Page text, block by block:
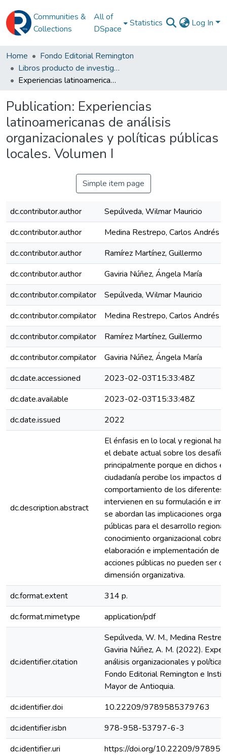
Communities &
Collections
All of
DSpace
Statistics Log In
Home
Fondo Editorial Remington
Libros producto de investigación
Experiencias latinoamericanas de análisis organizacionales y políticas públicas locales. Volumen I
Publication: Experiencias
latinoamericanas de análisis
organizacionales y políticas públicas
locales. Volumen I
Simple item page
dc.contributor.author
Sepúlveda, Wilmar Mauricio
dc.contributor.author
Medina Restrepo, Carlos Andrés
dc.contributor.author
Ramírez Martínez, Guillermo
dc.contributor.author
Gaviria Núñez, Ángela María
dc.contributor.compilator
Sepúlveda, Wilmar Mauricio
dc.contributor.compilator
Medina Restrepo, Carlos Andrés
dc.contributor.compilator
Ramírez Martínez, Guillermo
dc.contributor.compilator
Gaviria Núñez, Ángela María
dc.date.accessioned
2023-02-03T15:33:48Z
dc.date.available
2023-02-03T15:33:48Z
dc.date.issued
2022
dc.description.abstract
El énfasis en lo local y regional ha
el debate actual sobre los
principalmente porque en dichos
ciudadanía percibe los impactos
comportamiento de los diferentes
intervienen en su formulación e
se abordan las implicaciones
públicas para el desarrollo
conocimiento organizacional
elaboración e implementación de
acciones públicas no pueden ser
dimensión organizativa.
dc.format.extent
314 p.
dc.format.mimetype
application/pdf
dc.identifier.citation
Sepúlveda, W. M., Medina
Gaviria Núñez, A. M. (2022).
análisis organizacionales y
Fondo Editorial Remington e
Mayor de Antioquia.
dc.identifier.doi
10.22209/9789585379763
dc.identifier.isbn
978-958-53797-6-3
dc.identifier.uri
https://doi.org/10.22209/